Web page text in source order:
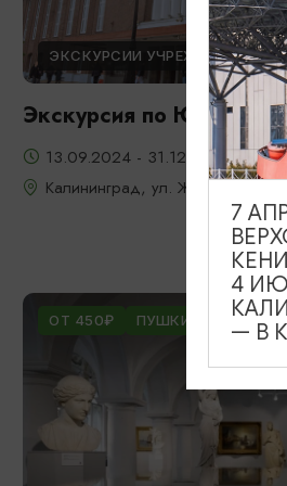
ЭКСКУРСИИ УЧРЕЖДЕНИЙ
Экскурсия по Южному
13.09.2024 - 31.12.2026
Калининград, ул.
ОТ 450₽ ПУШКИНСКАЯ
7
4
— В